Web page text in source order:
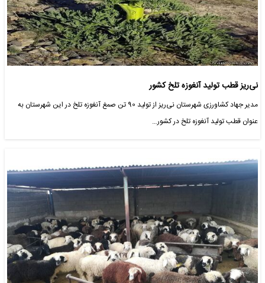
نی‌ریز قطب تولید آنغوزه تلخ کشور
مدیر جهاد کشاورزی شهرستان نی‌ریز از تولید 90 تن صمغ آنغوزه تلخ در این شهرستان به
عنوان قطب تولید آنغوزه تلخ در کشور…